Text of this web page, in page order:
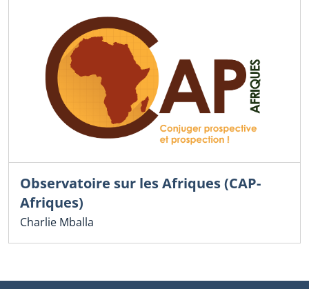
Observatoire sur les Afriques (CAP-
Afriques)
Charlie Mballa